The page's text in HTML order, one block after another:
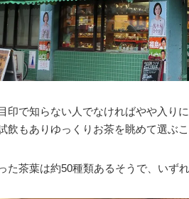
印で知らない人でなければやや入り
飲もありゆっくりお茶を眺めて選ぶこ
た茶葉は約50種類あるそうで、いず